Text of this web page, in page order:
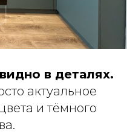
в деталях.
актуальное
и тёмного